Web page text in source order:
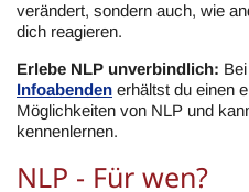
verändert, sondern auch, wie
dich reagieren.
Erlebe NLP unverbindlich:
Infoabenden erhältst du einen
Möglichkeiten von NLP und
kennenlernen.
NLP - Für wen?